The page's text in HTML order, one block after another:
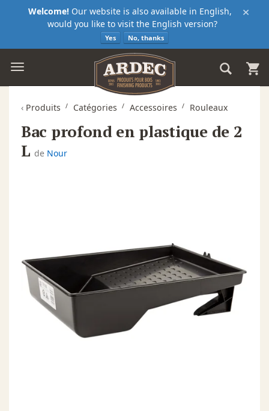
×
Welcome! Our website is also available in English,
would you like to visit the English version?
Yes No, thanks
‹ Produits Catégories Accessoires Rouleaux
Bac profond en plastique de 2
L de Nour